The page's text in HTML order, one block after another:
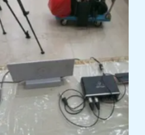
Instalasi Starlink Gen 3
Untuk Koneksi Internet
Area Terbuka